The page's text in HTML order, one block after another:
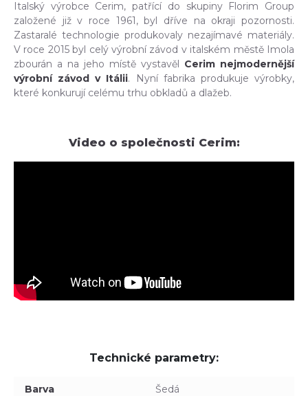
Italský výrobce Cerim, patřící do skupiny Florim Group
založené již v roce 1961, byl dříve na okraji pozornosti.
Zastaralé technologie produkovaly nezajímavé materiály.
V roce 2015 byl celý výrobní závod v italském městě Imola
zbourán a na jeho místě vystavěl Cerim nejmodernější
výrobní závod v Itálii. Nyní fabrika produkuje výrobky,
které konkurují celému trhu obkladů a dlažeb.
Video o společnosti Cerim:
Technické parametry:
Barva Šedá